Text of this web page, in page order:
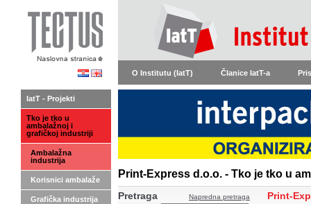
O Institutu (IatT) Članice IatT-a
Print-Express d.o.o. - Tko je tko u
Napredna pretraga
Pretraga Print-
IatT - Projekti
Tko je tko u
ambalažnoj i
grafičkoj industriji
Ambalažna
industrija
Korisnici ambalaže
Grafička industrija